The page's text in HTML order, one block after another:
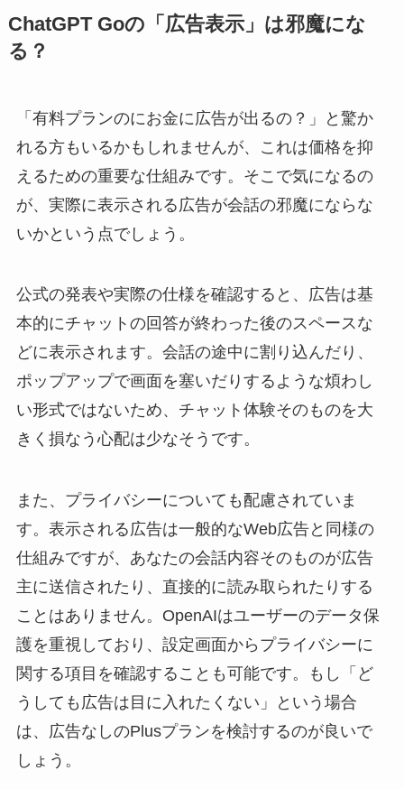
ChatGPT Goの「広告表示」は邪魔にな
る？
「有料プランのにお金に広告が出るの？」と驚か
れる方もいるかもしれませんが、これは価格を抑
えるための重要な仕組みです。そこで気になるの
が、実際に表示される広告が会話の邪魔にならな
いかという点でしょう。
公式の発表や実際の仕様を確認すると、広告は基
本的にチャットの回答が終わった後のスペースな
どに表示されます。会話の途中に割り込んだり、
ポップアップで画面を塞いだりするような煩わし
い形式ではないため、チャット体験そのものを大
きく損なう心配は少なそうです。
また、プライバシーについても配慮されていま
す。表示される広告は一般的なWeb広告と同様の
仕組みですが、あなたの会話内容そのものが広告
主に送信されたり、直接的に読み取られたりする
ことはありません。OpenAIはユーザーのデータ保
護を重視しており、設定画面からプライバシーに
関する項目を確認することも可能です。もし「ど
うしても広告は目に入れたくない」という場合
は、広告なしのPlusプランを検討するのが良いで
しょう。